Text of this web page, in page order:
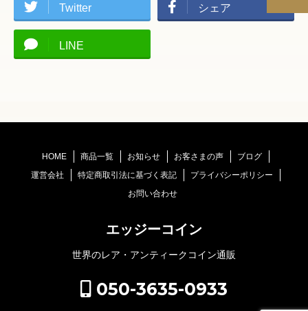
Twitter シェア
LINE
HOME 商品一覧 お知らせ お客さまの声
ブログ
運営会社
特定商取引法に基づく表記
プライバシーポリシー
お問い合わせ
エッジーコイン
世界のレア・アンティークコイン通販
050-3635-0933